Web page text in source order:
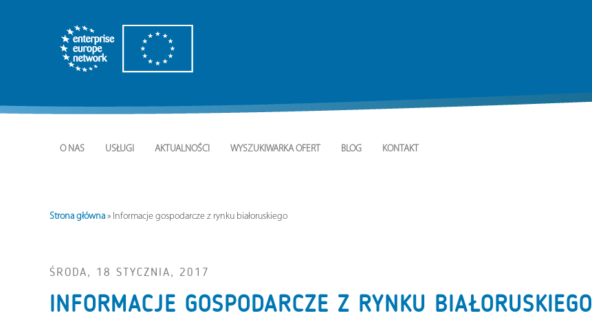
O NAS USŁUGI AKTUALNOŚCI WYSZUKIWARKA OFERT BLOG KONTAKT
Strona główna » Informacje gospodarcze z rynku białoruskiego
ŚRODA, 18 STYCZNIA, 2017
INFORMACJE GOSPODARCZE Z RYNKU BIAŁORUSKIEGO